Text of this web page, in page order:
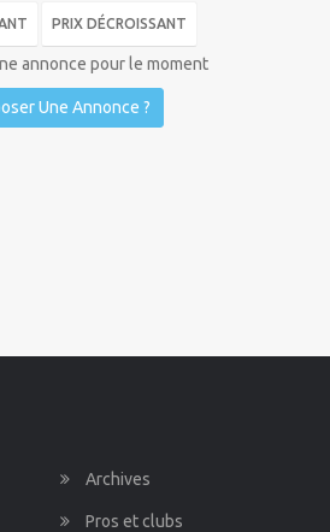
PRIX DÉCROISSANT
annonce pour le moment
Une Annonce ?
Archives
Pros et clubs